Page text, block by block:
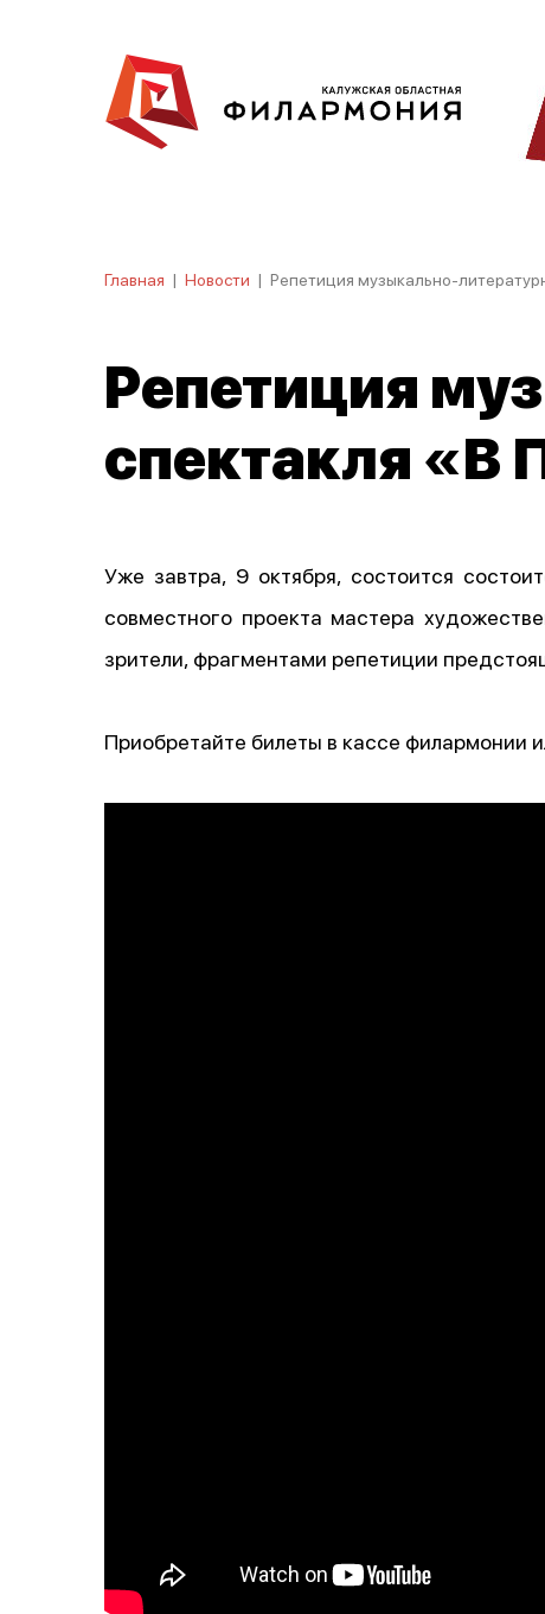
Главная | Новости | Репетиция музыкально-
Репетиция
спектакля «В
Уже завтра, 9 октября, состоится
совместного проекта мастера
зрители, фрагментами репетиции
Приобретайте билеты в кассе филармонии